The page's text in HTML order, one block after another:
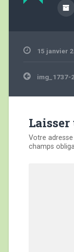
15 janvier
Navigation
de
img_1737-
Votre
champs